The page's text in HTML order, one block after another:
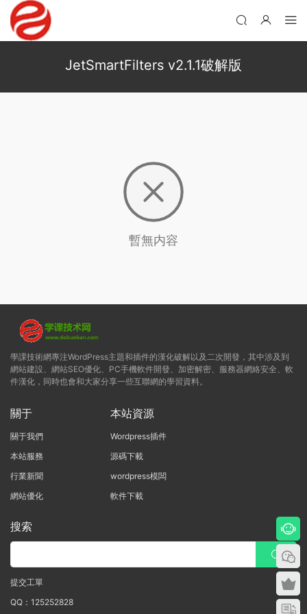
JetSmartFilters v2.1.1破解版
暫無内容
學課技術網專注WordPress主題和插件的漢化破解以及二次開發，其中涉及到
網站建設、網站SEO優化、PC手機軟件開發、加密解密、服務器網絡安全、軟
件漢化，同時也會和大家分享一些互聯網的學習資料。
關于
關于我們
本站服務
行業新聞
網站優化
本站資源
Wordpress插件
源碼下載
wordpress模闆
軟件下載
搜索
提交工單
QQ：125252828